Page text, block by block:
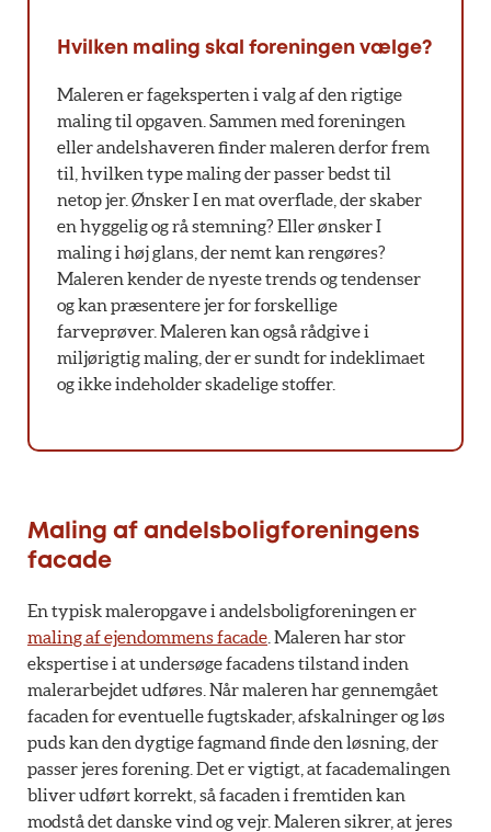
Hvilken maling skal foreningen vælge?
Maleren er fageksperten i valg af den rigtige
maling til opgaven. Sammen med foreningen
eller andelshaveren finder maleren derfor frem
til, hvilken type maling der passer bedst til
netop jer. Ønsker I en mat overflade, der skaber
en hyggelig og rå stemning? Eller ønsker I
maling i høj glans, der nemt kan rengøres?
Maleren kender de nyeste trends og tendenser
og kan præsentere jer for forskellige
farveprøver. Maleren kan også rådgive i
miljørigtig maling, der er sundt for indeklimaet
og ikke indeholder skadelige stoffer.
Maling af andelsboligforeningens
facade
En typisk maleropgave i andelsboligforeningen er
maling af ejendommens facade . Maleren har stor
ekspertise i at undersøge facadens tilstand inden
malerarbejdet udføres. Når maleren har gennemgået
facaden for eventuelle fugtskader, afskalninger og løs
puds kan den dygtige fagmand finde den løsning, der
passer jeres forening. Det er vigtigt, at facademalingen
bliver udført korrekt, så facaden i fremtiden kan
modstå det danske vind og vejr. Maleren sikrer, at jeres